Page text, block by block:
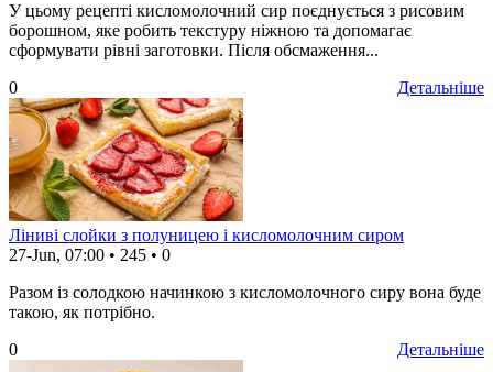
У цьому рецепті кисломолочний сир поєднується з рисовим
борошном, яке робить текстуру ніжною та допомагає
сформувати рівні заготовки. Після обсмаження...
Детальніше
0
Ліниві слойки з полуницею і кисломолочним сиром
27-Jun, 07:00 • 245 • 0
Разом із солодкою начинкою з кисломолочного сиру вона буде
такою, як потрібно.
Детальніше
0